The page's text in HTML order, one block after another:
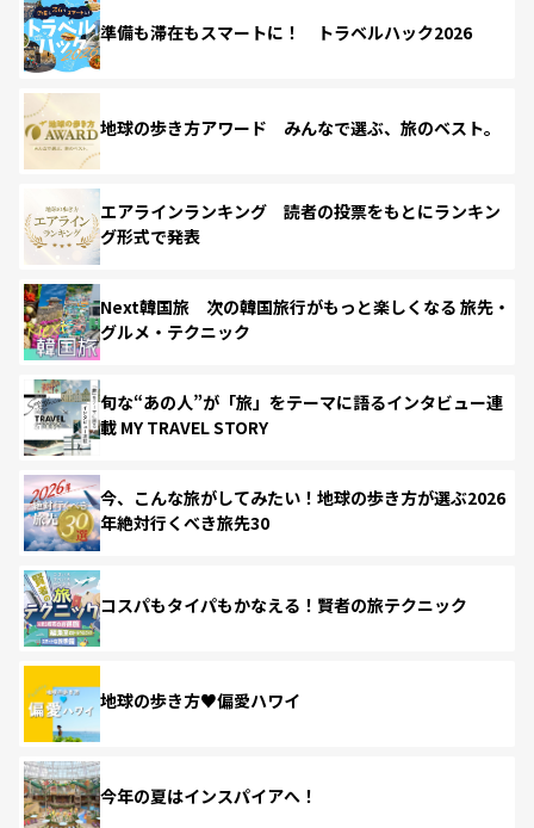
準備も滞在もスマートに！ トラベルハック2026
地球の歩き方アワード みんなで選ぶ、旅のベスト。
エアラインランキング 読者の投票をもとにランキン
グ形式で発表
Next韓国旅 次の韓国旅行がもっと楽しくなる 旅先・
グルメ・テクニック
旬な“あの人”が「旅」をテーマに語るインタビュー連
載 MY TRAVEL STORY
今、こんな旅がしてみたい！地球の歩き方が選ぶ2026
年絶対行くべき旅先30
コスパもタイパもかなえる！賢者の旅テクニック
地球の歩き方♥偏愛ハワイ
今年の夏はインスパイアへ！